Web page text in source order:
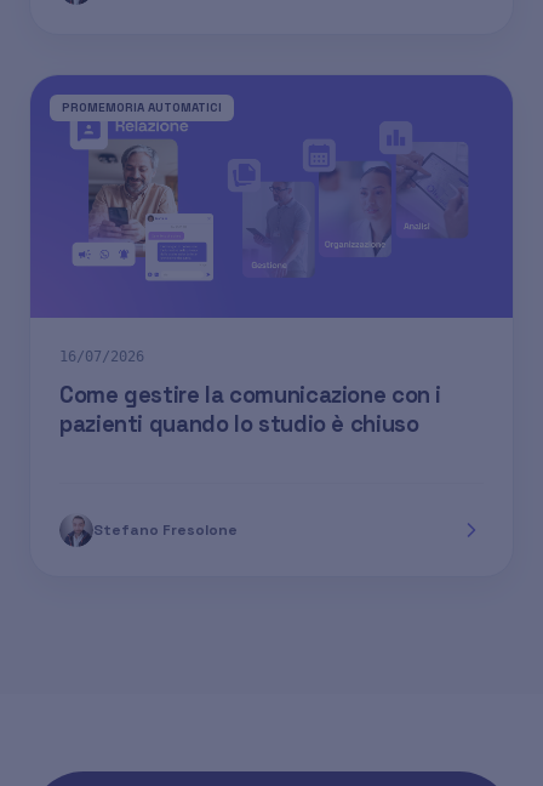
PROMEMORIA AUTOMATICI
16/07/2026
Come gestire la comunicazione con i
pazienti quando lo studio è chiuso
Stefano Fresolone